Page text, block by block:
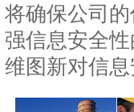
将确保公司
强信息安全
维图新对信